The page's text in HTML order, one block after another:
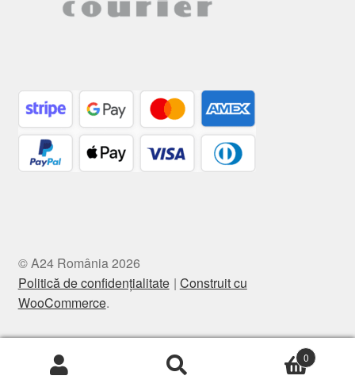
© A24 România 2026
Politică de confidențialitate Construit cu
WooCommerce.
0